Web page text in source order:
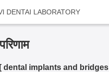
DENTAI LABORATORY
[dental implants and bridges